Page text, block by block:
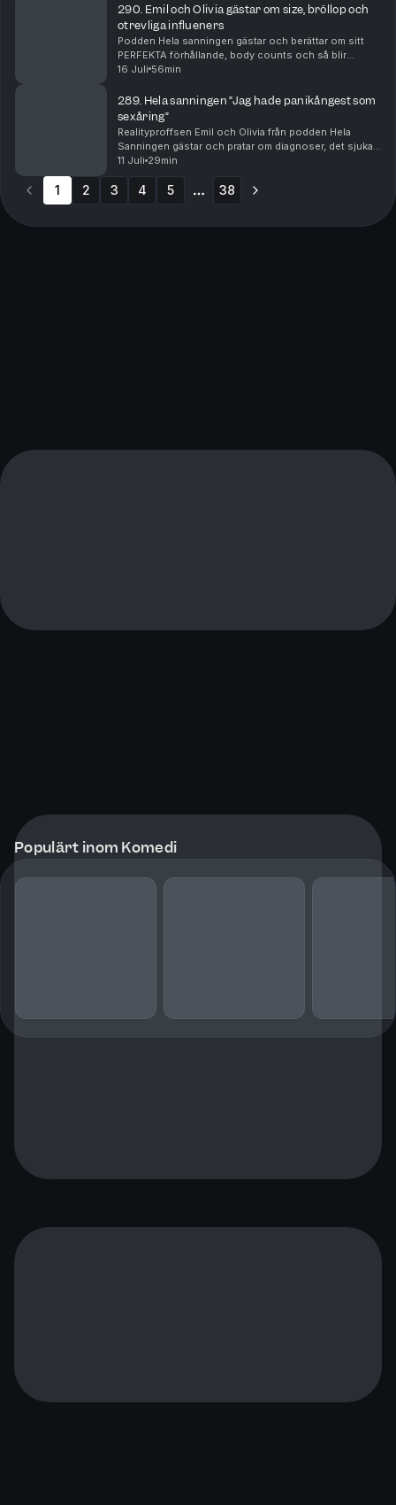
290. Emil och Olivia gästar om size, bröllop och
otrevliga influeners
Podden Hela sanningen gästar och berättar om sitt
PERFEKTA förhållande, body counts och så blir
Rosanna lite lite sugen.
16 Juli 56min
289. Hela sanningen ”Jag hade panikångest som
sexåring”
Realityproffsen Emil och Olivia från podden Hela
Sanningen gästar och pratar om diagnoser, det sjuka i
att åka på partyresa som 16-åring och Emils fas som
epa-raggare.
11 Juli 29min
1 2 3 4 5 38
Populärt inom Komedi